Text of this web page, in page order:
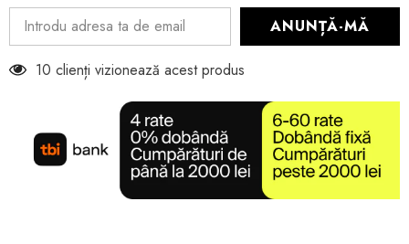
ANUNȚĂ-MĂ
10 clienți vizionează acest produs